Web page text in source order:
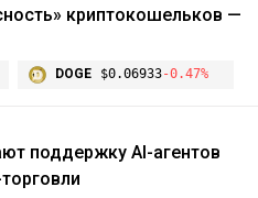
криптокошельков —
DOGE $0.06933-0.47%
поддержку AI-агентов